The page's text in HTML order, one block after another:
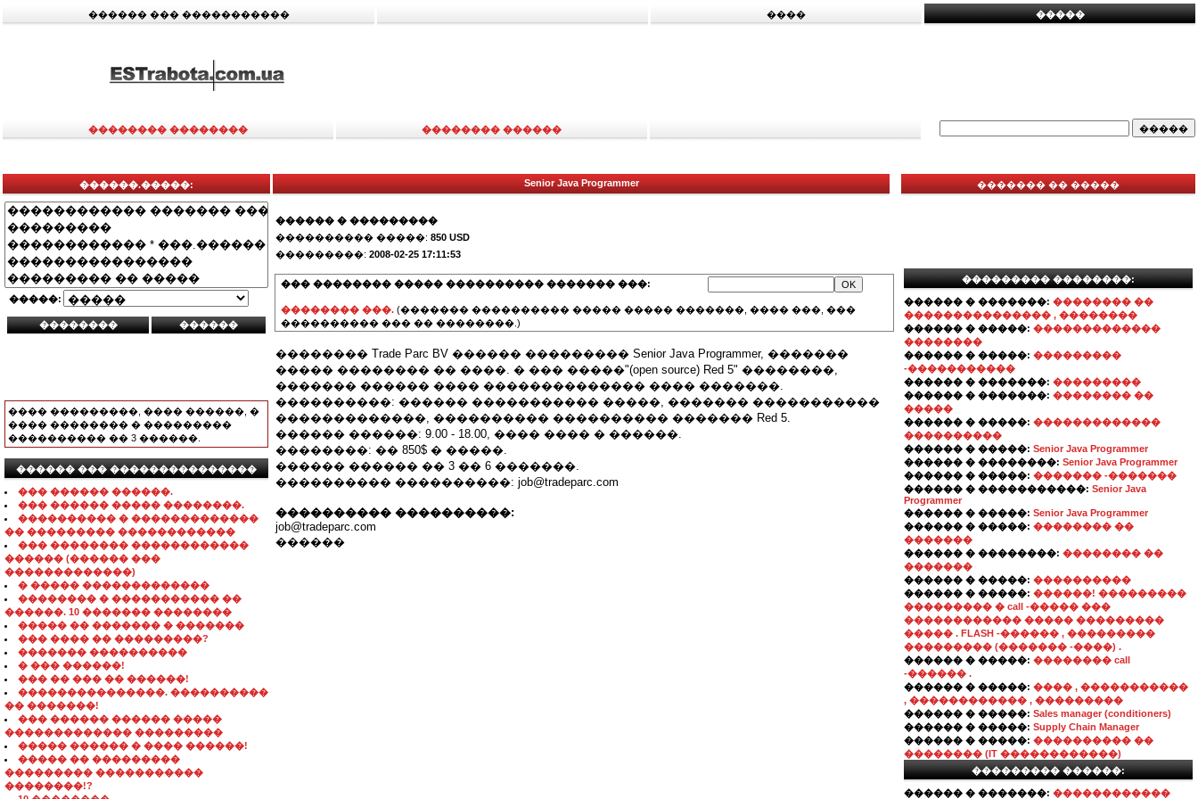
������ ��� ����������� ���� �����
�������� �������� �������� ������
������.�����:
�����:
���� ���������, ���� ������, �
���� �������� � ���������
���������� �� 3 ������.
������ ��� ���������������
��� ������ ������.
��� ������ ����� ��������.
���������� � �������������
�� ��������� ������������
��� �������� ������������
������ (������ ���
�������������)
� ����� �������������
�������� � ����������� ��
������. 10 ������� ��������
����� �� ������� � �������
��� ���� �� ���������?
������� ����������
� ��� ������!
��� �� ��� �� ������!
���������������. ����������
�� �������!
��� ������ ������ �����
������������� ���������
����� ������ � ���� ������!
����� �� ���������
��������� �����������
��������!?
Senior Java Programmer
������ � ���������
���������� �����: 850 USD
���������: 2008-02-25 17:11:53
��� �������� ����� ���������� ������� ���:
�������� ���. (������� ���������� ����� ����� �������, ���� ���, ���
���������� ��� �� ��������.)
�������� Trade Parc BV ������ ��������� Senior Java Programmer, �������
����� �������� �� ����. � ��� �����"(open source) Red 5" ��������,
������� ������ ���� �������������� ���� �������.
����������: ������ ����������� �����, ������� �����������
�������������, ���������� ���������� ������� Red 5.
������ ������: 9.00 - 18.00, ���� ���� � ������.
��������: �� 850$ � �����.
������ ������ �� 3 �� 6 �������.
���������� ����������: job@tradeparc.com
���������� ����������:
job@tradeparc.com
������
������� �� �����
��������� ��������:
������ � �������: �������� ��
��������������� , ��������
������ � �����: �������������
��������
������ � �����: ���������
-�����������
������ � �������: ���������
������ � �������: �������� ��
�����
������ � �����: �������������
����������
������ � �����: Senior Java Programmer
������ � ��������: Senior Java Programmer
������ � �����: ������� -�������
������ � �����������: Senior Java
Programmer
������ � �����: Senior Java Programmer
������ � �����: �������� ��
�������
������ � ��������: �������� ��
�������
������ � �����: ����������
������ � �����: ������! ���������
��������� � call -����� ���
������������ ����� ���������
����� . FLASH -������ , ���������
��������� (������� -����) .
������ � �����: �������� call
-������ .
������ � �����: ���� , �����������
, ������������ , ���������
������ � �����: Sales manager (conditioners)
������ � �����: Supply Chain Manager
������ � �����: ���������� ��
�������� (IT ������������)
��������� ������:
������ � �������: ������������